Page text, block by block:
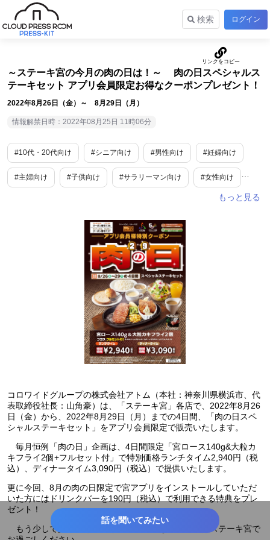
検索 ログイン
～ステーキ宮の今月の肉の日は！～ 肉の日スペシャルス
テーキセット アプリ会員限定お得なクーポンプレゼント！
2022年8月26日（金）～ 8月29日（月）
情報解禁日時：2022年08月25日 11時06分
#10代・20代向け #シニア向け #男性向け #妊婦向け
#主婦向け #子供向け #サラリーマン向け #女性向け
#期間限定
#キャンペーン
コロワイドグループの株式会社アトム（本社：神奈川県横浜市、代
表取締役社長：山角豪）は、「ステーキ宮」各店で、2022年8月26
日（金）から、2022年8月29日（月）までの4日間、「肉の日スペ
シャルステーキセット」をアプリ会員限定で販売いたします。
毎月恒例「肉の日」企画は、4日間限定「宮ロース140g&大粒カ
キフライ2個+フルセット付」で特別価格ランチタイム2,940円（税
込）、ディナータイム3,090円（税込）で提供いたします。
更に今回、8月の肉の日限定で宮アプリをインストールしていただ
いた方にはドリンクバーを190円（税込）で利用できる特典をプレ
ゼント！
もう少しで夏休みも終わり！家族みんなの団らんはステーキ宮で
話を聞いてみたい